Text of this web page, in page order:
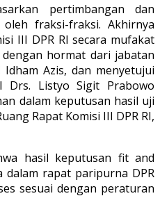
pertimbangan dan
fraksi-fraksi. Akhirnya
III DPR RI secara mufakat
hormat dari jabatan
Azis, dan menyetujui
Drs. Listyo Sigit Prabowo
dalam keputusan hasil uji
Rapat Komisi III DPR RI,
hasil keputusan fit and
rapat paripurna DPR
sesuai dengan peraturan